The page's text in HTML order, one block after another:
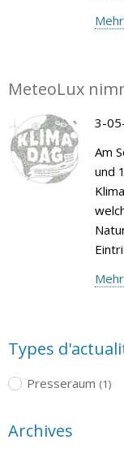
MeteoLux
3-
Am
und
Types
Presseraum (1)
Archives